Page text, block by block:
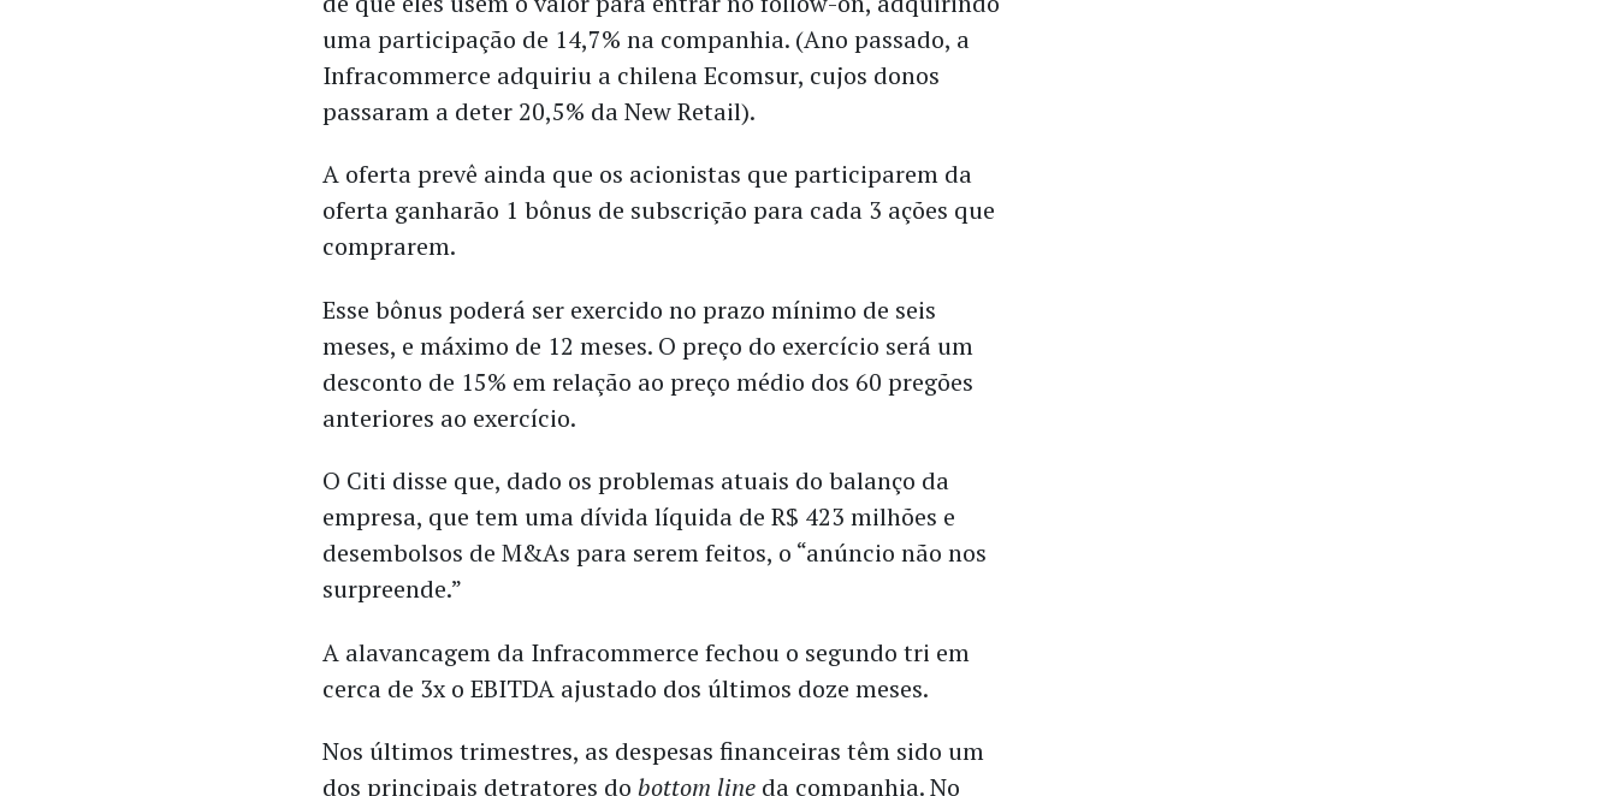
uma participação de 14,7% na companhia. (Ano passado, a
Infracommerce adquiriu a chilena Ecomsur, cujos donos
passaram a deter 20,5% da New Retail).
A oferta prevê ainda que os acionistas que participarem da
oferta ganharão 1 bônus de subscrição para cada 3 ações que
comprarem.
Esse bônus poderá ser exercido no prazo mínimo de seis
meses, e máximo de 12 meses. O preço do exercício será um
desconto de 15% em relação ao preço médio dos 60 pregões
anteriores ao exercício.
O Citi disse que, dado os problemas atuais do balanço da
empresa, que tem uma dívida líquida de R$ 423 milhões e
desembolsos de M&As para serem feitos, o “anúncio não nos
surpreende.”
A alavancagem da Infracommerce fechou o segundo tri em
cerca de 3x o EBITDA ajustado dos últimos doze meses.
Nos últimos trimestres, as despesas financeiras têm sido um
dos principais detratores dobottom line da companhia. No